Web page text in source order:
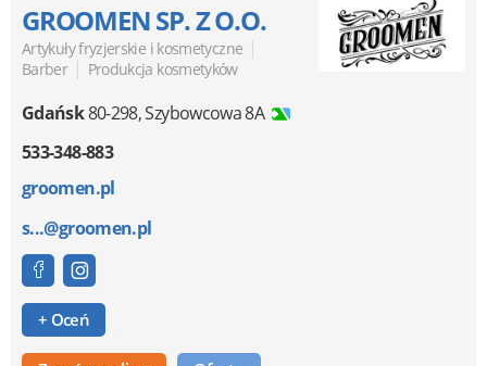
GROOMEN SP. Z O.O.
Artykuły fryzjerskie i kosmetyczne |
Barber | Produkcja kosmetyków
Gdańsk80-298,Szybowcowa 8A
533-348-883
groomen.pl
s...@groomen.pl
+ Oceń